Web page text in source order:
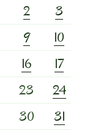
2
3
9
10
16
17
23
24
30
31